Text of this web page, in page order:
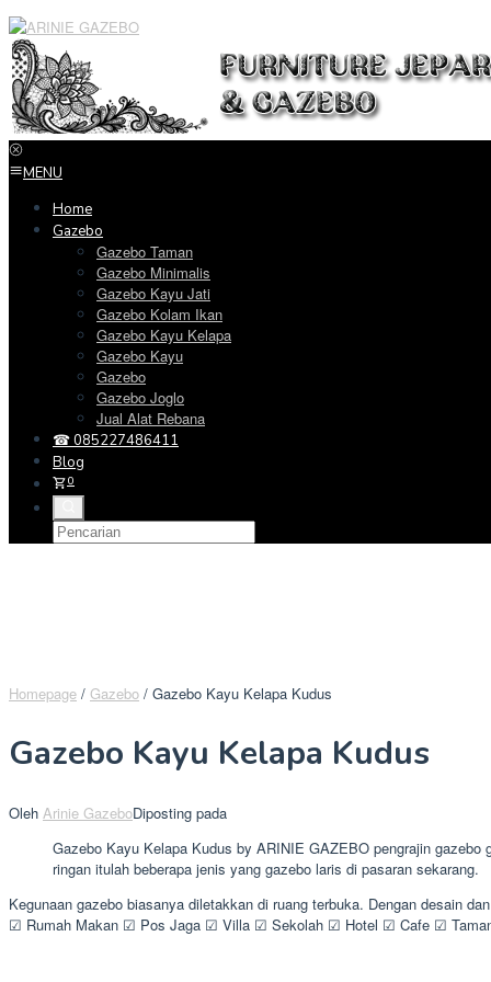
Loncat
ke
konten
MENU
Home
Gazebo
Gazebo Taman
Gazebo Minimalis
Gazebo Kayu Jati
Gazebo Kolam Ikan
Gazebo Kayu Kelapa
Gazebo Kayu
Gazebo
Gazebo Joglo
Jual Alat Rebana
☎ 085227486411
Blog
0
Homepage / Gazebo / Gazebo Kayu Kelapa Kudus
Gazebo Kayu Kelapa Kudus
Oleh Arinie GazeboDiposting pada
Gazebo Kayu Kelapa Kudus by ARINIE GAZEBO pengrajin
ringan itulah beberapa jenis yang gazebo laris di pasaran sekarang.
Kegunaan gazebo biasanya diletakkan di ruang terbuka. Dengan desain
☑ Rumah Makan ☑ Pos Jaga ☑ Villa ☑ Sekolah ☑ Hotel ☑ Cafe ☑